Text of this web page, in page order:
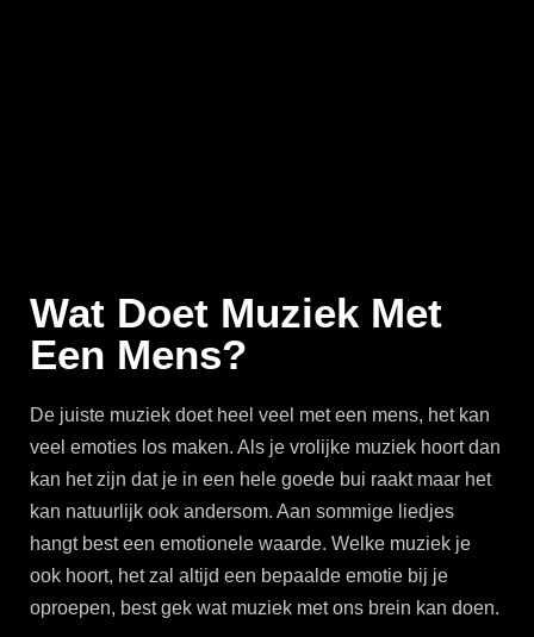
Wat Doet Muziek Met
Een Mens?
De juiste muziek doet heel veel met een mens, het kan
veel emoties los maken. Als je vrolijke muziek hoort dan
kan het zijn dat je in een hele goede bui raakt maar het
kan natuurlijk ook andersom. Aan sommige liedjes
hangt best een emotionele waarde. Welke muziek je
ook hoort, het zal altijd een bepaalde emotie bij je
oproepen, best gek wat muziek met ons brein kan doen.